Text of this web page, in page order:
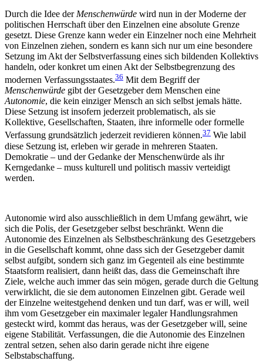
Durch die Idee der Menschenwürde wird nun in der Moderne der
politischen Herrschaft über den Einzelnen eine absolute Grenze
gesetzt. Diese Grenze kann weder ein Einzelner noch eine Mehrheit
von Einzelnen ziehen, sondern es kann sich nur um eine besondere
Setzung im Akt der Selbstverfassung eines sich bildenden Kollektivs
handeln, oder konkret um einen Akt der Selbstbegrenzung des
modernen Verfassungsstaates.36 Mit dem Begriff der
Menschenwürde gibt der Gesetzgeber dem Menschen eine
Autonomie, die kein einziger Mensch an sich selbst jemals hätte.
Diese Setzung ist insofern jederzeit problematisch, als sie
Kollektive, Gesellschaften, Staaten, ihre informelle oder formelle
Verfassung grundsätzlich jederzeit revidieren können.37 Wie labil
diese Setzung ist, erleben wir gerade in mehreren Staaten.
Demokratie – und der Gedanke der Menschenwürde als ihr
Kerngedanke – muss kulturell und politisch massiv verteidigt
werden.
Autonomie wird also ausschließlich in dem Umfang gewährt, wie
sich die Polis, der Gesetzgeber selbst beschränkt. Wenn die
Autonomie des Einzelnen als Selbstbeschränkung des Gesetzgebers
in die Gesellschaft kommt, ohne dass sich der Gesetzgeber damit
selbst aufgibt, sondern sich ganz im Gegenteil als eine bestimmte
Staatsform realisiert, dann heißt das, dass die Gemeinschaft ihre
Ziele, welche auch immer das sein mögen, gerade durch die Geltung
verwirklicht, die sie dem autonomen Einzelnen gibt. Gerade weil
der Einzelne weitestgehend denken und tun darf, was er will, weil
ihm vom Gesetzgeber ein maximaler legaler Handlungsrahmen
gesteckt wird, kommt das heraus, was der Gesetzgeber will, seine
eigene Stabilität. Verfassungen, die die Autonomie des Einzelnen
zentral setzen, sehen also darin gerade nicht ihre eigene
Selbstabschaffung.